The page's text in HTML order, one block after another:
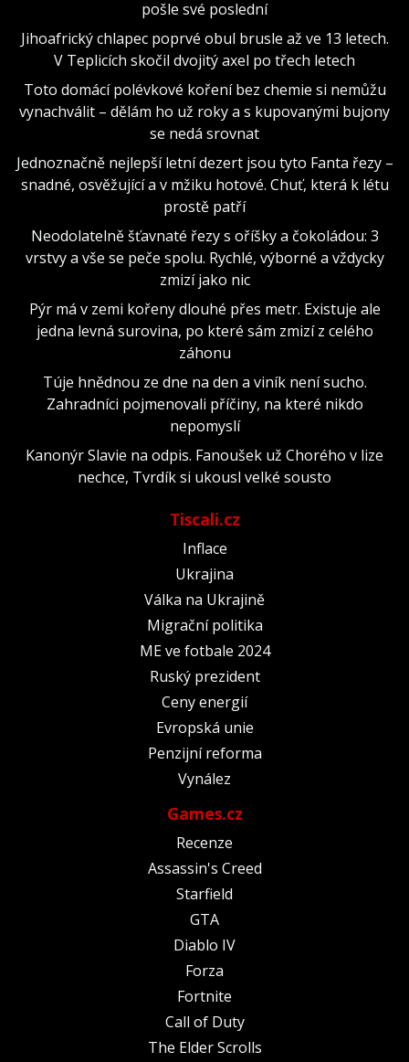
pošle své poslední
Jihoafrický chlapec poprvé obul brusle až ve 13 letech.
V Teplicích skočil dvojitý axel po třech letech
Toto domácí polévkové koření bez chemie si nemůžu
vynachválit – dělám ho už roky a s kupovanými bujony
se nedá srovnat
Jednoznačně nejlepší letní dezert jsou tyto Fanta řezy –
snadné, osvěžující a v mžiku hotové. Chuť, která k létu
prostě patří
Neodolatelně šťavnaté řezy s oříšky a čokoládou: 3
vrstvy a vše se peče spolu. Rychlé, výborné a vždycky
zmizí jako nic
Pýr má v zemi kořeny dlouhé přes metr. Existuje ale
jedna levná surovina, po které sám zmizí z celého
záhonu
Túje hnědnou ze dne na den a viník není sucho.
Zahradníci pojmenovali příčiny, na které nikdo
nepomyslí
Kanonýr Slavie na odpis. Fanoušek už Chorého v lize
nechce, Tvrdík si ukousl velké sousto
Tiscali.cz
Inflace
Ukrajina
Válka na Ukrajině
Migrační politika
ME ve fotbale 2024
Ruský prezident
Ceny energií
Evropská unie
Penzijní reforma
Vynález
Games.cz
Recenze
Assassin's Creed
Starfield
GTA
Diablo IV
Forza
Fortnite
Call of Duty
The Elder Scrolls